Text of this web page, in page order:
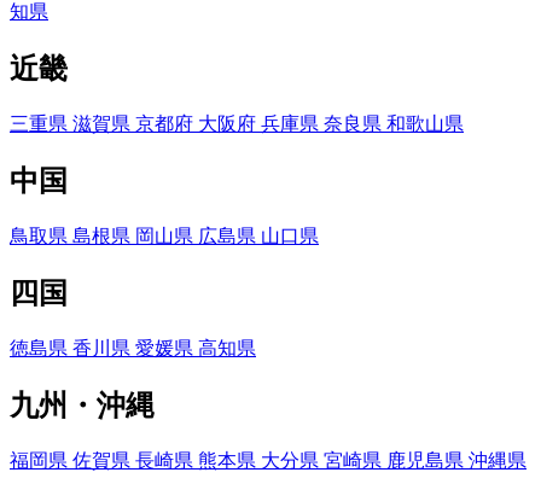
知県
近畿
三重県 滋賀県 京都府 大阪府 兵庫県 奈良県 和歌山県
中国
鳥取県 島根県 岡山県 広島県 山口県
四国
徳島県 香川県 愛媛県 高知県
九州・沖縄
福岡県 佐賀県 長崎県 熊本県 大分県 宮崎県 鹿児島県 沖縄県